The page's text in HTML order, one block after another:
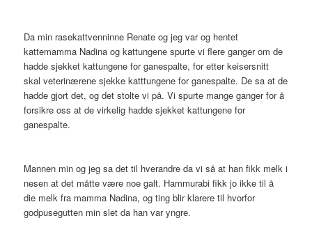
Da min rasekattvenninne Renate og jeg var og hentet
kattemamma Nadina og kattungene spurte vi flere ganger om de
hadde sjekket kattungene for ganespalte, for etter keisersnitt
skal veterinærene sjekke katttungene for ganespalte. De sa at de
hadde gjort det, og det stolte vi på. Vi spurte mange ganger for å
forsikre oss at de virkelig hadde sjekket kattungene for
ganespalte.
Mannen min og jeg sa det til hverandre da vi så at han fikk melk i
nesen at det måtte være noe galt. Hammurabi fikk jo ikke til å
die melk fra mamma Nadina, og ting blir klarere til hvorfor
godpusegutten min slet da han var yngre.